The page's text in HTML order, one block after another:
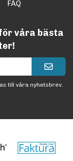
FAQ
våra bästa
till våra nyhetsbrev.